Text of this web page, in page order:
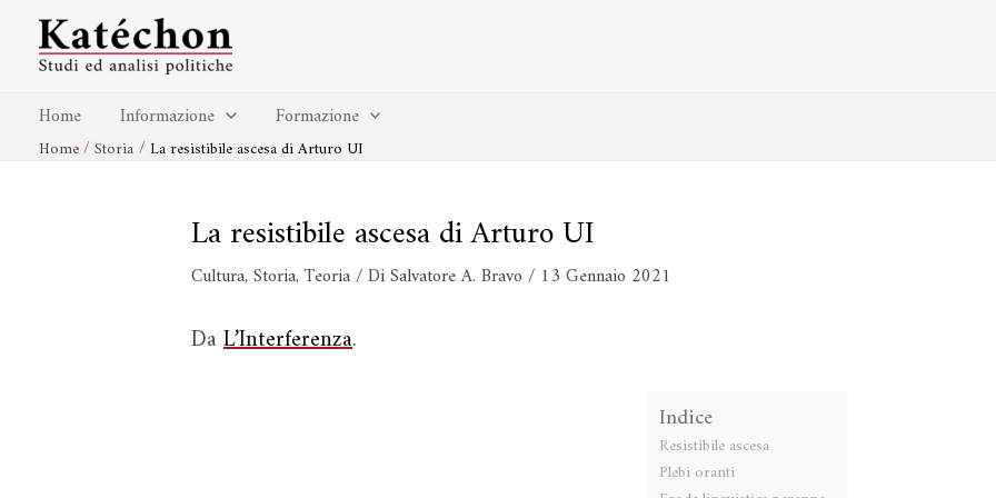
contenuto
Home Informazione Formazione
Home Storia La resistibile ascesa di Arturo UI
La resistibile ascesa di Arturo UI
Cultura, Storia,Teoria/ DiSalvatore A. Bravo / 13 Gennaio 2021
Da L’Interferenza.
Indice
Resistibile ascesa
Plebi oranti
articoli